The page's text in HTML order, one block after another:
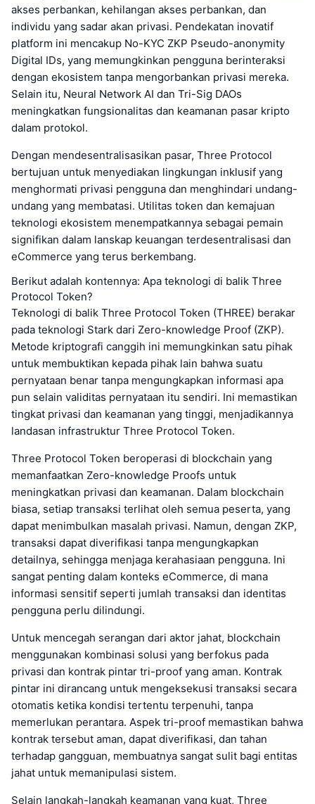
akses perbankan, kehilangan akses perbankan, dan
individu yang sadar akan privasi. Pendekatan inovatif
platform ini mencakup No-KYC ZKP Pseudo-anonymity
Digital IDs, yang memungkinkan pengguna berinteraksi
dengan ekosistem tanpa mengorbankan privasi mereka.
Selain itu, Neural Network AI dan Tri-Sig DAOs
meningkatkan fungsionalitas dan keamanan pasar kripto
dalam protokol.
Dengan mendesentralisasikan pasar, Three Protocol
bertujuan untuk menyediakan lingkungan inklusif yang
menghormati privasi pengguna dan menghindari undang-
undang yang membatasi. Utilitas token dan kemajuan
teknologi ekosistem menempatkannya sebagai pemain
signifikan dalam lanskap keuangan terdesentralisasi dan
eCommerce yang terus berkembang.
Berikut adalah kontennya: Apa teknologi di balik Three
Protocol Token?
Teknologi di balik Three Protocol Token (THREE) berakar
pada teknologi Stark dari Zero-knowledge Proof (ZKP).
Metode kriptografi canggih ini memungkinkan satu pihak
untuk membuktikan kepada pihak lain bahwa suatu
pernyataan benar tanpa mengungkapkan informasi apa
pun selain validitas pernyataan itu sendiri. Ini memastikan
tingkat privasi dan keamanan yang tinggi, menjadikannya
landasan infrastruktur Three Protocol Token.
Three Protocol Token beroperasi di blockchain yang
memanfaatkan Zero-knowledge Proofs untuk
meningkatkan privasi dan keamanan. Dalam blockchain
biasa, setiap transaksi terlihat oleh semua peserta, yang
dapat menimbulkan masalah privasi. Namun, dengan ZKP,
transaksi dapat diverifikasi tanpa mengungkapkan
detailnya, sehingga menjaga kerahasiaan pengguna. Ini
sangat penting dalam konteks eCommerce, di mana
informasi sensitif seperti jumlah transaksi dan identitas
pengguna perlu dilindungi.
Untuk mencegah serangan dari aktor jahat, blockchain
menggunakan kombinasi solusi yang berfokus pada
privasi dan kontrak pintar tri-proof yang aman. Kontrak
pintar ini dirancang untuk mengeksekusi transaksi secara
otomatis ketika kondisi tertentu terpenuhi, tanpa
memerlukan perantara. Aspek tri-proof memastikan bahwa
kontrak tersebut aman, dapat diverifikasi, dan tahan
terhadap gangguan, membuatnya sangat sulit bagi entitas
jahat untuk memanipulasi sistem.
Selain langkah-langkah keamanan yang kuat, Three